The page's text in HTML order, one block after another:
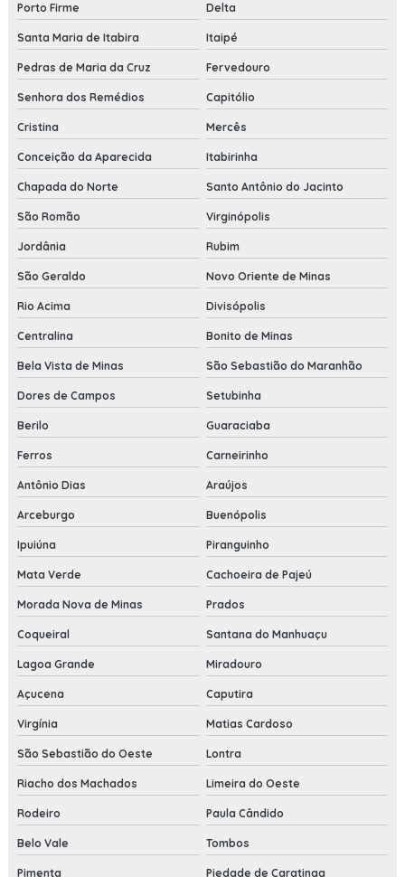
Porto Firme Delta
Santa Maria de Itabira Itaipé
Pedras de Maria da Cruz Fervedouro
Senhora dos Remédios Capitólio
Cristina Mercês
Conceição da Aparecida Itabirinha
Chapada do Norte Santo Antônio do Jacinto
São Romão Virginópolis
Jordânia Rubim
São Geraldo Novo Oriente de Minas
Rio Acima Divisópolis
Centralina Bonito de Minas
Bela Vista de Minas São Sebastião do Maranhão
Dores de Campos Setubinha
Berilo Guaraciaba
Ferros Carneirinho
Antônio Dias Araújos
Arceburgo Buenópolis
Ipuiúna Piranguinho
Mata Verde Cachoeira de Pajeú
Morada Nova de Minas Prados
Coqueiral Santana do Manhuaçu
Lagoa Grande Miradouro
Açucena Caputira
Virgínia Matias Cardoso
São Sebastião do Oeste Lontra
Riacho dos Machados Limeira do Oeste
Rodeiro Paula Cândido
Belo Vale Tombos
Pimenta Piedade de Caratinga